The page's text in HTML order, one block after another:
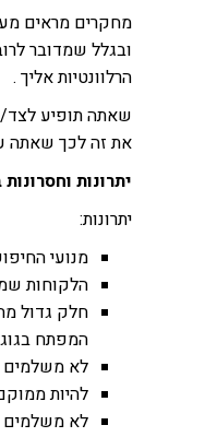
ובגלל שמדובר
הרלוונטיות אליך .
שאתה תופיע
את זה לכך שאתה
יתרונות
יתרונות:
מנועי
הלקוחות
חלק גדול
המפתח
לא
להיות
לא משלמים